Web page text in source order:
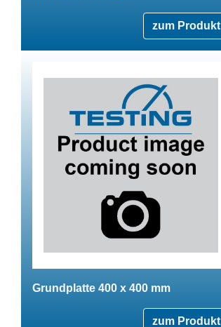
zum Produkt
Grundplatte 400 x 400 mm
zum Produkt